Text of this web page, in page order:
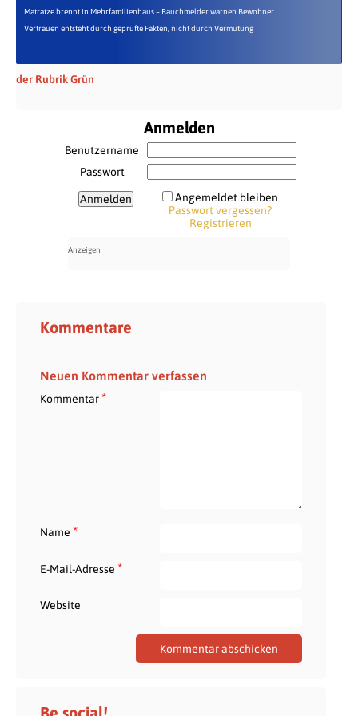
Matratze brennt in Mehrfamilienhaus – Rauchmelder warnen Bewohner
Vertrauen entsteht durch geprüfte Fakten, nicht durch Vermutung
der Rubrik Grün
Anmelden
Benutzername
Passwort
Angemeldet bleiben
Passwort vergessen?
Registrieren
Kommentare
Neuen Kommentar verfassen
Kommentar*
Name *
E-Mail-Adresse *
Website
Be social!